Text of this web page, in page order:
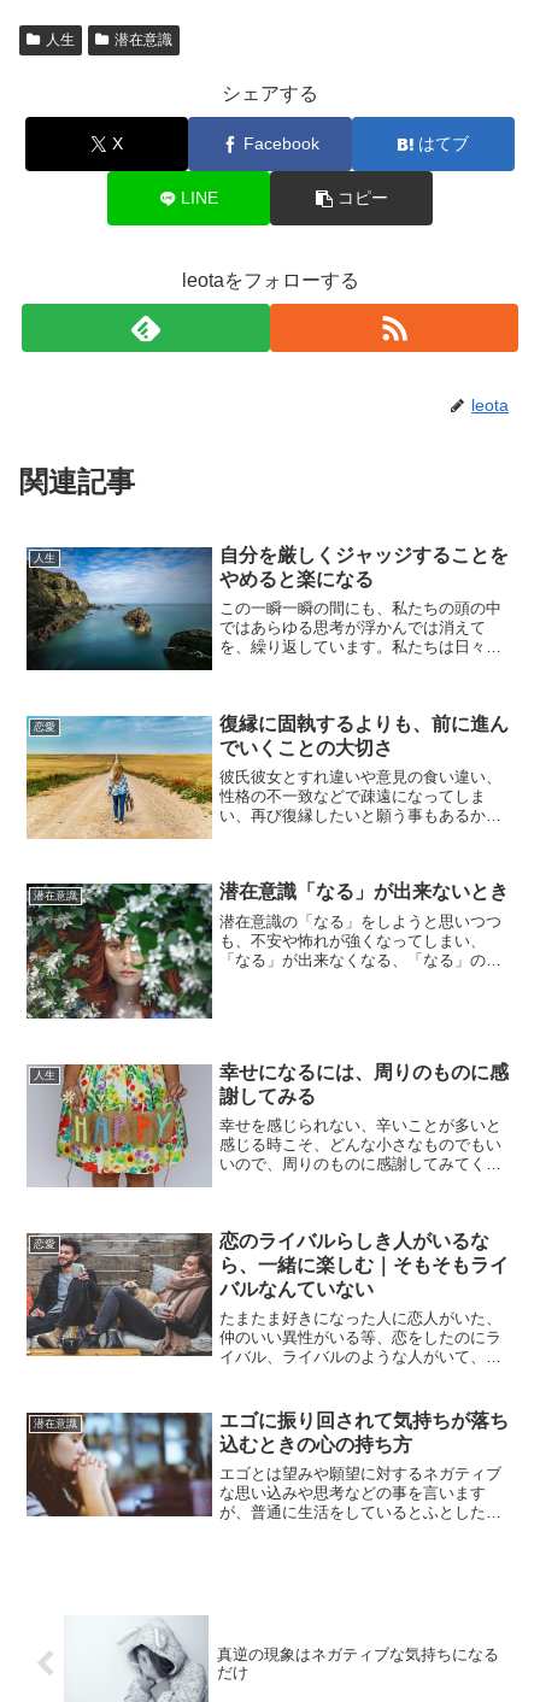
人生 潜在意識
シェアする
X Facebook はてブ
LINE コピー
leotaをフォローする
leota
関連記事
人生
自分を厳しくジャッジすることを
やめると楽になる
この一瞬一瞬の間にも、私たちの頭の中
ではあらゆる思考が浮かんでは消えて
を、繰り返しています。私たちは日々、
に自分へ対して責めたりして...
恋愛
復縁に固執するよりも、前に進ん
でいくことの大切さ
彼氏彼女とすれ違いや意見の食い違い、
性格の不一致などで疎遠になってしま
い、再び復縁したいと願う事もあるかも
元カノに執着しやすくなって...
潜在意識 潜在意識「なる」が出来ないとき
潜在意識の「なる」をしようと思いつつ
も、不安や怖れが強くなってしまい、
「なる」が出来なくなる、「なる」の状
人生
幸せになるには、周りのものに感
謝してみる
幸せを感じられない、辛いことが多いと
感じる時こそ、どんな小さなものでもい
いので、周りのものに感謝してみてくだ
きません。どんな小さな...
恋愛
恋のライバルらしき人がいるな
ら、一緒に楽しむ｜そもそもライ
バルなんていない
たまたま好きになった人に恋人がいた、
仲のいい異性がいる等、恋をしたのにラ
イバル、ライバルのような人がいて、心
に流されないようにする必要がありま
す。恋愛に関するネガティブ...
潜在意識
エゴに振り回されて気持ちが落ち
込むときの心の持ち方
エゴとは望みや願望に対するネガティブ
な思い込みや思考などの事を言います
が、普通に生活をしているとふとした時
真逆の現象はネガティブな気持ちになる
だけ